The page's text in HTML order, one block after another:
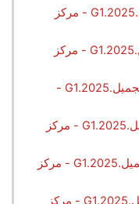
جهاد فريد مرشد جودة ( تجميل.G1.2025 - مركز
سنا سامي محمد جرّاد ( تجميل.G1.2025 - مركز
ضحى زايد سلمان أبو رومي ( تجميل.G1.2025 -
فادية فادي شوكت خليل ( تجميل.G1.2025 - مركز
مرام مصطفى كامل عرفه ( تجميل.G1.2025 - مركز
ميساء وجيه سعيد صباح ( تجميل.G1.2025 - مركز